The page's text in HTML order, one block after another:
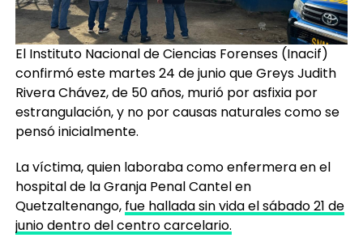
El Instituto Nacional de Ciencias Forenses (Inacif)
confirmó este martes 24 de junio que Greys Judith
Rivera Chávez, de 50 años, murió por asfixia por
estrangulación, y no por causas naturales como se
pensó inicialmente.
La víctima, quien laboraba como enfermera en el
hospital de la Granja Penal Cantel en
Quetzaltenango, fue hallada sin vida el sábado 21 de
junio dentro del centro carcelario.